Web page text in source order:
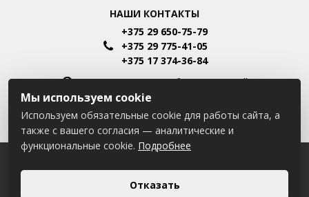
НАШИ КОНТАКТЫ
+375 29 650-75-79
+375 29 775-41-05
+375 17 374-36-84
Пн-Пт: 8.00 - 16.00 Сб-Вс: Выходной
Минск, Шафарнянская улица, 11
info@invera.by
2026 © ООО "Инвера Групп"
УНП 191490039
Мы используем cookie
Используем обязательные cookie для работы сайта, а
также с вашего согласия — аналитические и
функциональные cookie. Подробнее
Отказать